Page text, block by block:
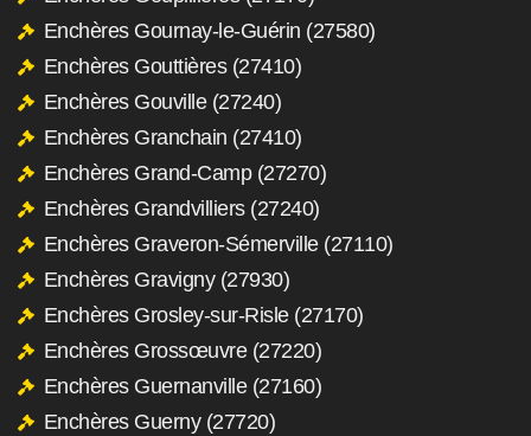
Enchères Gournay-le-Guérin (27580)
Enchères Gouttières (27410)
Enchères Gouville (27240)
Enchères Granchain (27410)
Enchères Grand-Camp (27270)
Enchères Grandvilliers (27240)
Enchères Graveron-Sémerville (27110)
Enchères Gravigny (27930)
Enchères Grosley-sur-Risle (27170)
Enchères Grossœuvre (27220)
Enchères Guernanville (27160)
Enchères Guerny (27720)